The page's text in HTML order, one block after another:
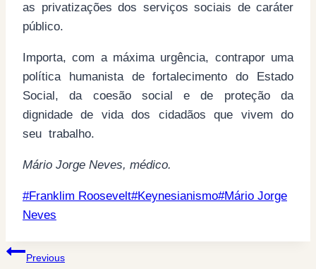
as privatizações dos serviços sociais de caráter
público.
Importa, com a máxima urgência, contrapor uma
política humanista de fortalecimento do Estado
Social, da coesão social e de proteção da
dignidade de vida dos cidadãos que vivem do
seu trabalho.
Mário Jorge Neves, médico.
Post
Tags:
#Franklim Roosevelt#Keynesianismo#Mário Jorge
Neves
PostPrevious